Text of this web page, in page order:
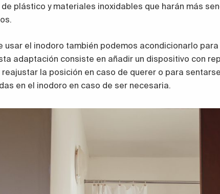
plástico y materiales inoxidables que harán más
usar el inodoro también podemos acondicionarlo
adaptación consiste en añadir un dispositivo con
la posición en caso de querer o para
en el inodoro en caso de ser necesaria.